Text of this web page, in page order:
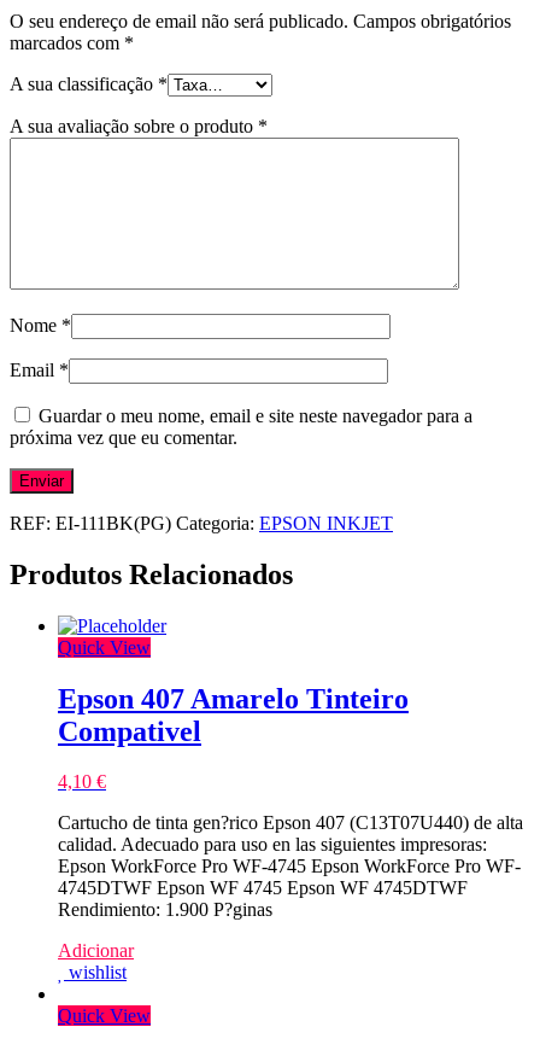
O seu endereço de email não será publicado. Campos obrigatórios
marcados com *
A sua classificação *
A sua avaliação sobre o produto *
Nome *
Email *
Guardar o meu nome, email e site neste navegador para a
próxima vez que eu comentar.
REF: EI-111BK(PG) Categoria: EPSON INKJET
Produtos Relacionados
Quick View
Epson 407 Amarelo Tinteiro
Compativel
4,10 €
Cartucho de tinta gen?rico Epson 407 (C13T07U440) de alta
calidad. Adecuado para uso en las siguientes impresoras:
Epson WorkForce Pro WF-4745 Epson WorkForce Pro WF-
4745DTWF Epson WF 4745 Epson WF 4745DTWF
Rendimiento: 1.900 P?ginas
Adicionar
wishlist
Quick View